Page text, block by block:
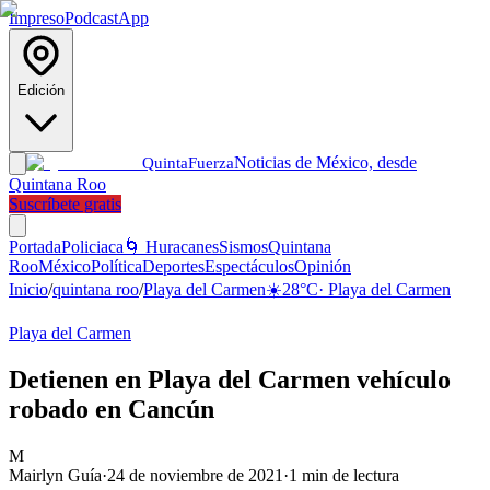
ImpresoPodcastApp
Edición
QuintaFuerzaNoticias de México, desde
Quintana Roo
Suscríbete gratis
PortadaPoliciaca 🌀 HuracanesSismosQuintana
RooMéxicoPolíticaDeportesEspectáculosOpinión
Inicio/quintana roo/Playa del Carmen☀️28°C· Playa del Carmen
Playa del Carmen
Detienen en Playa del Carmen vehículo
robado en Cancún
M
Mairlyn Guía·24 de noviembre de 2021 ·1 min de lectura